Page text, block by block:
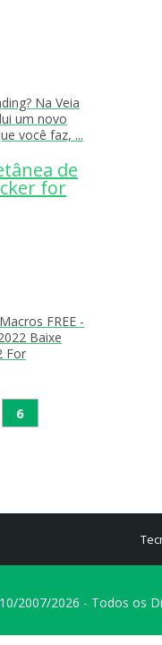
Na Veia
um novo
você faz, ...
de
for
FREE -
Baixe
For
6
2007/2026 - Todos os